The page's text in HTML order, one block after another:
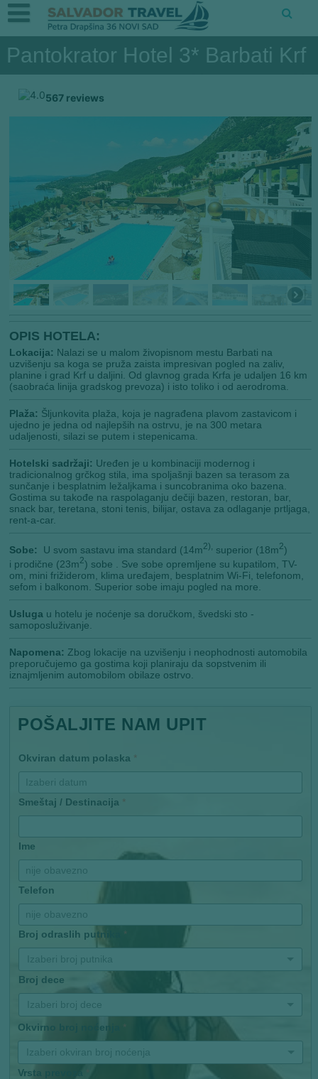
Pantokrator Hotel 3* Barbati Krf
OPIS HOTELA:
Lokacija: Nalazi se u malom živopisnom mestu Barbati na
uzvišenju sa koga se pruža zaista impresivan pogled na zaliv,
planine i grad Krf u daljini. Od glavnog grada Krfa je udaljen 16 km
(saobraća linija gradskog prevoza) i isto toliko i od aerodroma.
Plaža: Šljunkovita plaža, koja je nagrađena plavom zastavicom i
ujedno je jedna od najlepših na ostrvu, je na 300 metara
udaljenosti, silazi se putem i stepenicama.
Hotelski sadržaji: Uređen je u kombinaciji modernog i
tradicionalnog grčkog stila, ima spoljašnji bazen sa terasom za
sunčanje i besplatnim ležaljkama i suncobranima oko bazena.
Gostima su takođe na raspolaganju dečiji bazen, restoran, bar,
snack bar, teretana, stoni tenis, bilijar, ostava za odlaganje prtljaga,
rent-a-car.
Sobe: U svom sastavu ima standard (14m2), superior (18m2)
i prodične (23m2) sobe . Sve sobe opremljene su kupatilom, TV-
om, mini frižiderom, klima uređajem, besplatnim Wi-Fi, telefonom,
sefom i balkonom. Superior sobe imaju pogled na more.
Usluga u hotelu je noćenje sa doručkom, švedski sto -
samoposluživanje.
Napomena: Zbog lokacije na uzvišenju i neophodnosti automobila
preporučujemo ga gostima koji planiraju da sopstvenim ili
iznajmljenim automobilom obilaze ostrvo.
POŠALJITE NAM UPIT
Okviran datum polaska *
Smeštaj / Destinacija *
Ime
Telefon
Broj odraslih putnika *
Izaberi broj putnika
Broj dece
Izaberi broj dece
Okvirno broj noćenja *
Izaberi okviran broj noćenja
Vrsta prevoza